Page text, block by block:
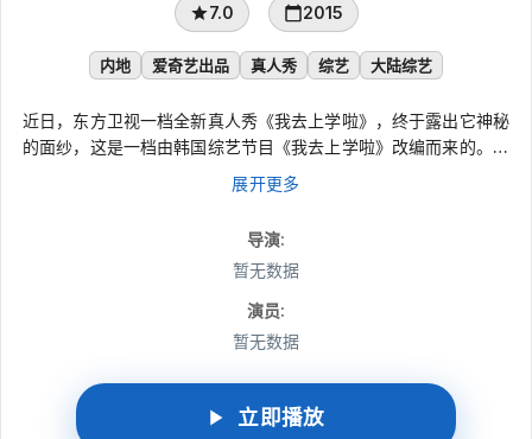
7.0 2015
内地 爱奇艺出品 真人秀 综艺 大陆综艺
近日，东方卫视一档全新真人秀《我去上学啦》，终于露出它神秘
的面纱，这是一档由韩国综艺节目《我去上学啦》改编而来的。在
原版节目中，嘉宾将和学生们一起听课，一起体验学校生活。 如
今，这档韩国非常热门的综艺节目《我去上学啦》，将落户2015
晚，在东方卫视播出。该节目将邀请4位固定艺人，担任节目嘉
宾，每期还会邀请2位机动艺人加盟。 而这四位固定嘉宾分别是，
理科学霸钟汉良、好好先生孙艺洲、国民妈妈张凯丽以及呆萌校草
蒋劲夫。每期的机动艺人则包括，励志才女李宇春、国民初恋陈妍
希、花美男乔任梁、纯情小生罗云熙、暖流大使辰亦儒等偶像明
星。他们将深入学校，体验青少年的学校生活，为观众带来诸多笑
料和学习经验，这令人非常期待。
展开更多
导演:
暂无数据
演员:
暂无数据
立即播放